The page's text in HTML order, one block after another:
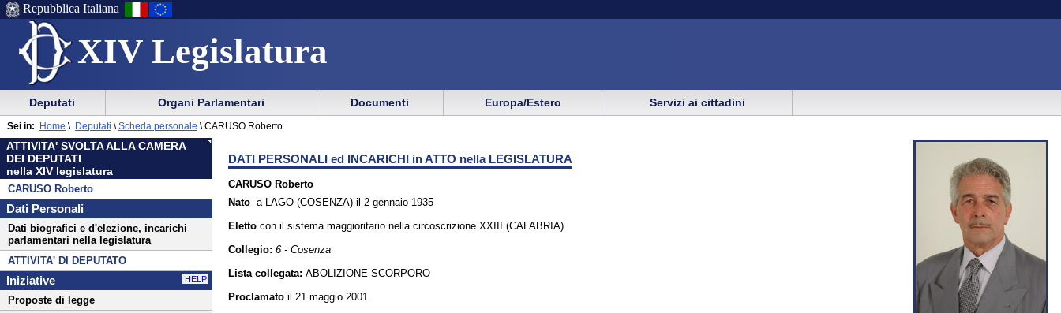
XIV Legislatura
Menu
di
ausilio
alla
navigazione
Menu
di
navigazione
principale
Repubblica Italiana
Menu
di
navigazione
principale
menu
di
sezione
Deputati Organi Parlamentari Documenti Europa/Estero Servizi ai cittadini
ATTIVITA' SVOLTA ALLA CAMERA
DEI DEPUTATI
nella XIV legislatura
CARUSO Roberto
Dati Personali
Dati biografici e d'elezione, incarichi
parlamentari nella legislatura
ATTIVITA' DI DEPUTATO
Iniziative HELP
Proposte di legge
Sei in: Home \ Deputati \ Scheda personale \ CARUSO Roberto
DATI PERSONALI ed INCARICHI in ATTO nella LEGISLATURA
CARUSO Roberto
Nato a LAGO (COSENZA) il 2 gennaio 1935
Eletto con il sistema maggioritario nella circoscrizione XXIII (CALABRIA)
Collegio: 6 - Cosenza
Lista collegata: ABOLIZIONE SCORPORO
Proclamato il 21 maggio 2001